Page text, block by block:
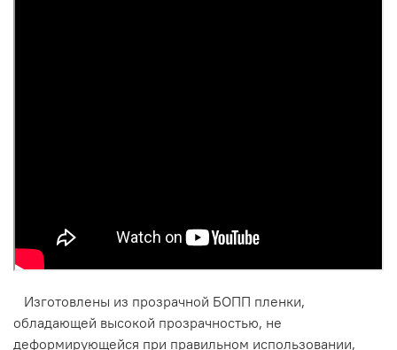
Изготовлены из прозрачной БОПП пленки,
обладающей высокой прозрачностью, не
деформирующейся при правильном использовании,